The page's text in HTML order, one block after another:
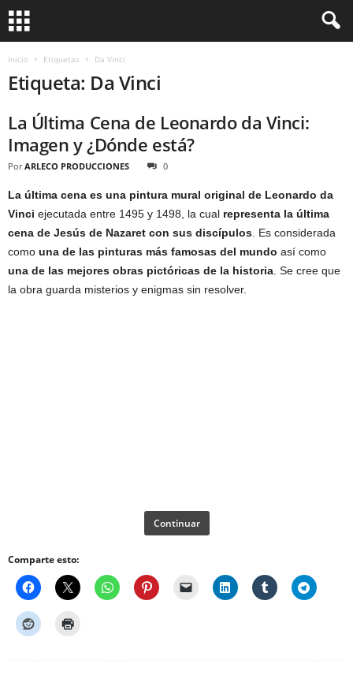
Inicio Etiquetas Da Vinci
Etiqueta: Da Vinci
La Última Cena de Leonardo da Vinci:
Imagen y ¿Dónde está?
Por ARLECO PRODUCCIONES 0
La última cena es una pintura mural original de Leonardo da
Vinci ejecutada entre 1495 y 1498, la cual representa la última
cena de Jesús de Nazaret con sus discípulos . Es considerada
como una de las pinturas más famosas del mundo así como
una de las mejores obras pictóricas de la historia . Se cree que
la obra guarda misterios y enigmas sin resolver.
Continuar
Comparte esto: